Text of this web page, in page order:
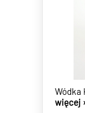
Wódka
więcej